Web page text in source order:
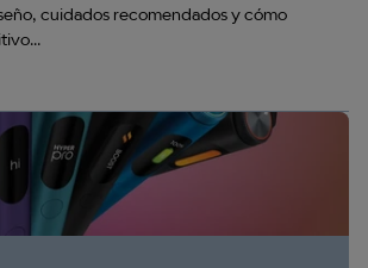
cuidados recomendados y cómo